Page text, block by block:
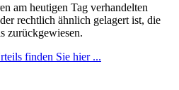
am heutigen Tag verhandelten
rechtlich ähnlich gelagert ist, die
zurückgewiesen.
finden Sie hier ...